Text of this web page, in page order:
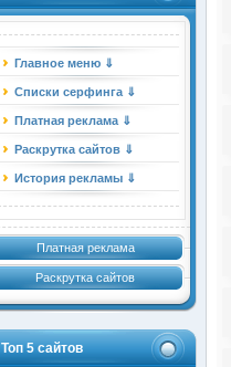
Главное меню ⇓
Списки серфинга ⇓
Платная реклама ⇓
Раскрутка сайтов ⇓
История рекламы ⇓
Платная реклама
Раскрутка сайтов
Топ 5 сайтов